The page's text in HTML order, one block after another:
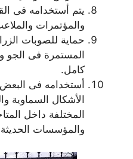
يتم أستخدامه فى
والمؤتمرات
حماية للصوبات
المستمرة فى الجو
كامل.
أستخدامه فى
الأشكال السماوية
المختلفة داخل
والمؤسسات